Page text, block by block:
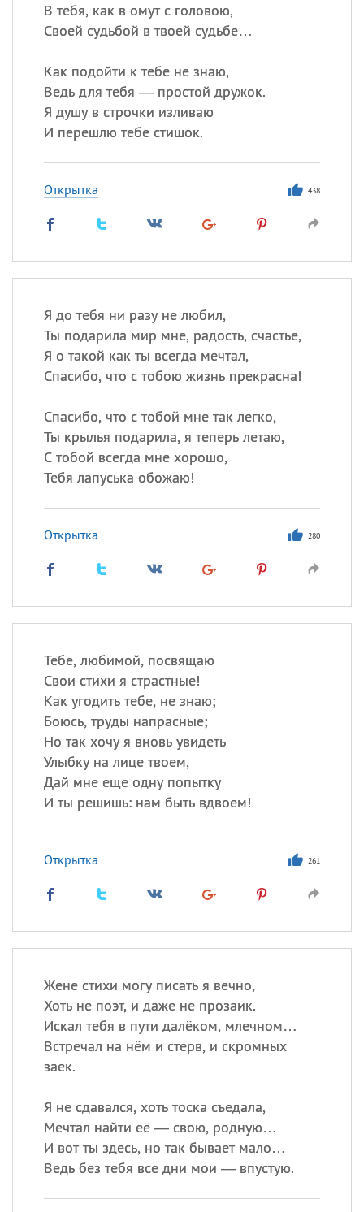
В тебя, как в омут с головою,
Своей судьбой в твоей судьбе…
Как подойти к тебе не знаю,
Ведь для тебя — простой дружок.
Я душу в строчки изливаю
И перешлю тебе стишок.
Открытка 438
Я до тебя ни разу не любил,
Ты подарила мир мне, радость, счастье,
Я о такой как ты всегда мечтал,
Спасибо, что с тобою жизнь прекрасна!
Спасибо, что с тобой мне так легко,
Ты крылья подарила, я теперь летаю,
С тобой всегда мне хорошо,
Тебя лапуська обожаю!
Открытка 280
Тебе, любимой, посвящаю
Свои стихи я страстные!
Как угодить тебе, не знаю;
Боюсь, труды напрасные;
Но так хочу я вновь увидеть
Улыбку на лице твоем,
Дай мне еще одну попытку
И ты решишь: нам быть вдвоем!
Открытка 261
Жене стихи могу писать я вечно,
Хоть не поэт, и даже не прозаик.
Искал тебя в пути далёком, млечном…
Встречал на нём и стерв, и скромных
заек.
Я не сдавался, хоть тоска съедала,
Мечтал найти её — свою, родную…
И вот ты здесь, но так бывает мало…
Ведь без тебя все дни мои — впустую.